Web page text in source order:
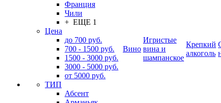
Франция
Чили
+ ЕЩЕ 1
Цена
до 700 руб.
700 - 1500 руб.
1500 - 3000 руб.
3000 - 5000 руб.
от 5000 руб.
ТИП
Абсент
Вино
Игристые
вина и
шампанское
Крепкий
алкоголь